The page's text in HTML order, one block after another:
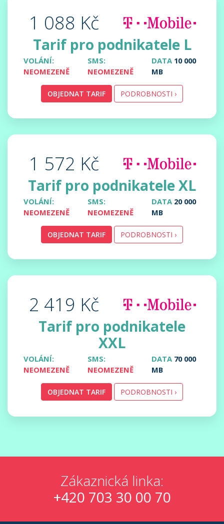
1 088 Kč
Tarif pro podnikatele L
VOLÁNÍ:
NEOMEZENĚ
SMS:
NEOMEZENĚ
DATA 10 000
MB
OBJEDNAT TARIF PODROBNOSTI ›
1 572 Kč
Tarif pro podnikatele XL
VOLÁNÍ:
NEOMEZENĚ
SMS:
NEOMEZENĚ
DATA 20 000
MB
OBJEDNAT TARIF PODROBNOSTI ›
2 419 Kč
Tarif pro podnikatele
XXL
VOLÁNÍ:
NEOMEZENĚ
SMS:
NEOMEZENĚ
DATA 70 000
MB
OBJEDNAT TARIF PODROBNOSTI ›
Zákaznická linka:
+420 703 30 00 70